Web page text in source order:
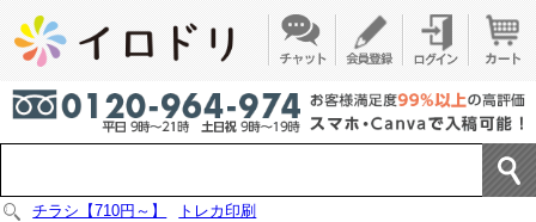
チラシ【710円～】
トレカ印刷